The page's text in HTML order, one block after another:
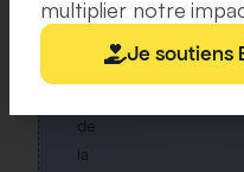
vendredi,
avec
de
la
multiplier notre
Je soutiens